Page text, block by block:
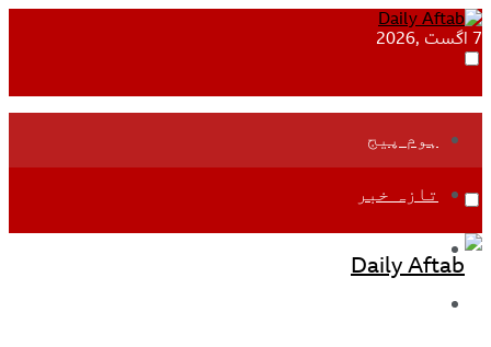
7 اگست ,2026
ہوم پیج
تازہ خبر